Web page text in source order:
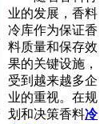
业的发展，香料
冷库作为保证香
料质量和保存效
果的关键设施，
受到越来越多企
业的重视。在规
划和决策香料冷